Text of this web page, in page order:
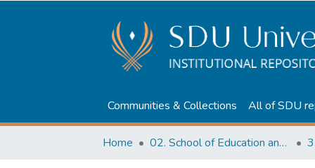
Communities & Collections All of SDU
Home 02. School of Education and humanities